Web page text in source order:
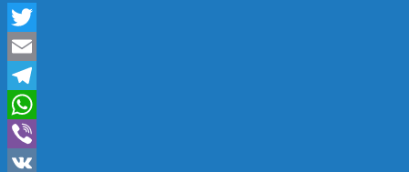
Twitter
Email
Telegram
WhatsApp
Viber